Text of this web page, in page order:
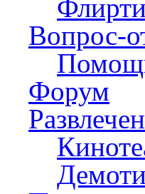
Вопрос-
Форум